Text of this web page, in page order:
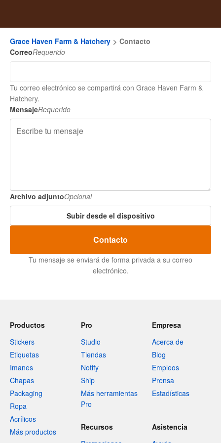
Grace Haven Farm & Hatchery
Contacto
CorreoRequerido
Tu correo electrónico se compartirá con Grace Haven Farm &
Hatchery.
MensajeRequerido
Archivo adjuntoOpcional
Subir desde el dispositivo
Contacto
Tu mensaje se enviará de forma privada a su correo
electrónico.
Productos
Stickers
Etiquetas
Imanes
Chapas
Packaging
Ropa
Acrílicos
Más productos
Pro
Studio
Tiendas
Notify
Ship
Más herramientas
Pro
Empresa
Acerca de
Blog
Empleos
Prensa
Estadísticas
Recursos
Asistencia